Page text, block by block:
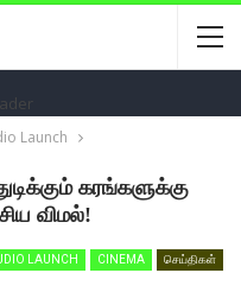
Launch
கரங்களுக்கு
விமல்!
LAUNCH CINEMA செய்திகள்